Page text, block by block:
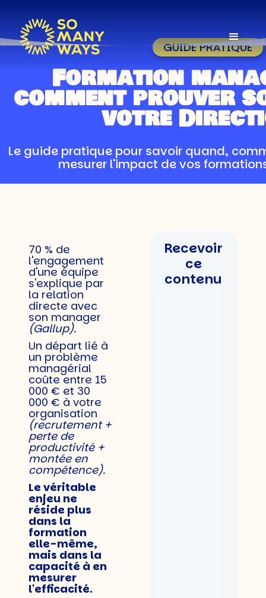
GUIDE PRATIQUE
Formation
comment prouver
votre
Le guide pratique pour savoir quand,
mesurer l'impact de vos
70 % de
l'engagement
d'une équipe
s'explique par
la relation
directe avec
son manager
(Gallup).
Un départ lié à
un problème
managérial
coûte entre 15
000 € et 30
000 € à votre
organisation
(recrutement +
perte de
productivité +
montée en
compétence).
Le véritable
enjeu ne
réside plus
dans la
formation
elle-même,
mais dans la
capacité à en
mesurer
l'efficacité.
Recevoir
ce
contenu